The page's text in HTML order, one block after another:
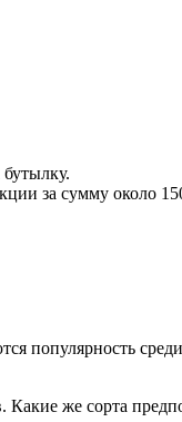
за сумму около
популярность
же сорта